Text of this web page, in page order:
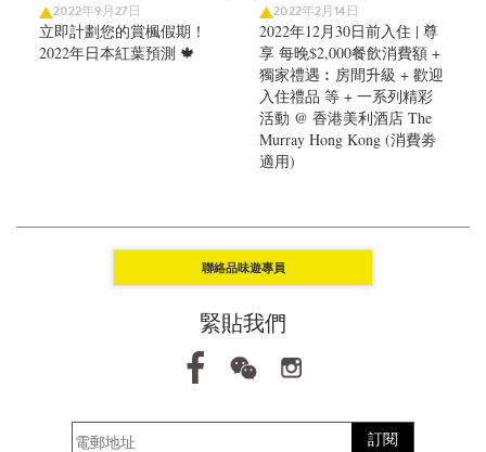
2022年9月27日
立即計劃您的賞楓假期！
2022年日本紅葉預測 🍁
2022年2月14日
2022年12月30日前入住 | 尊
享 每晚$2,000餐飲消費額 +
獨家禮遇︰房間升級 + 歡迎
入住禮品 等 + 一系列精彩
活動 @ 香港美利酒店 The
Murray Hong Kong (消費劵
適用)
聯絡品味遊專員
緊貼我們
訂閱